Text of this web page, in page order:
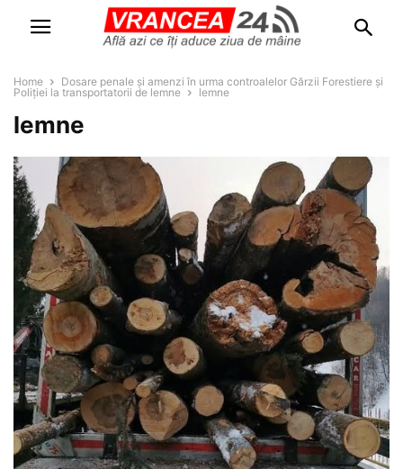
Home
Dosare penale și amenzi în urma controalelor Gărzii Forestiere și
Poliției la transportatorii de lemne
lemne
lemne